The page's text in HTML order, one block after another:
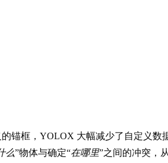
框，YOLOX 大幅减少了自定义数
么”物体与确定“在哪里”之间的冲突，